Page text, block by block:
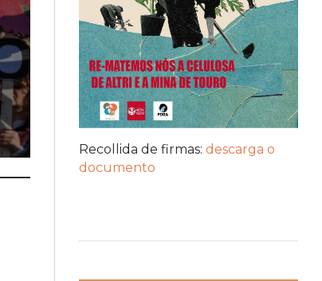
Recollida de firmas: descarga o
documento